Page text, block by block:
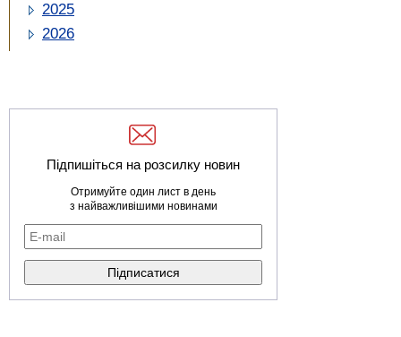
2025
2026
Підпишіться на розсилку новин
Отримуйте один лист в день
з найважливішими новинами